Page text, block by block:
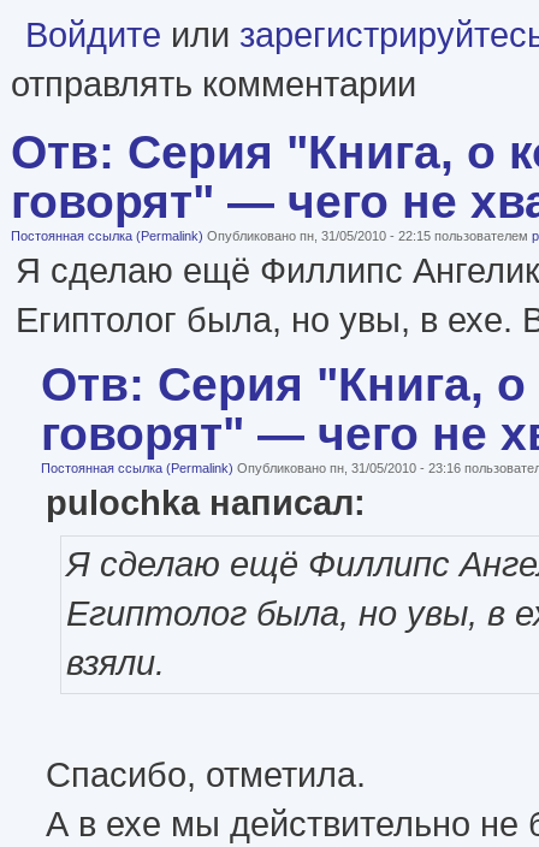
Войдите или
отправлять комментарии
Отв: Серия "Книга, о
говорят" — чего не
Постоянная ссылка (Permalink) Опубликовано пн, 31/05/2010 - 22:15 пользователем
Я сделаю ещё Филлипс
Египтолог была, но увы, в ехе.
Отв: Серия "Книга, о
говорят" — чего не
Постоянная ссылка (Permalink) Опубликовано пн, 31/05/2010 - 23:16
pulochka написал:
Я сделаю ещё Филлипс
Египтолог была, но увы, в
взяли.
Спасибо, отметила.
А в ехе мы действительно не